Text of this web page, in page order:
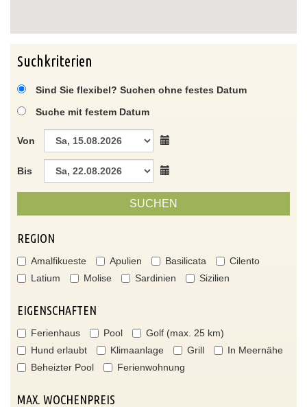
Suchkriterien
Sind Sie flexibel? Suchen ohne festes Datum
Suche mit festem Datum
Von
Bis
SUCHEN
REGION
Amalfikueste Apulien Basilicata
Cilento
Latium
Molise Sardinien Sizilien
EIGENSCHAFTEN
Ferienhaus Pool
Golf (max. 25 km)
Hund erlaubt
Klimaanlage Grill
In Meernähe
Beheizter Pool
Ferienwohnung
MAX. WOCHENPREIS